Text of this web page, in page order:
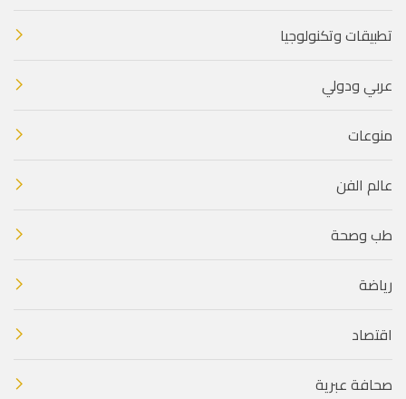
تطبيقات وتكنولوجيا
عربي ودولي
منوعات
عالم الفن
طب وصحة
رياضة
اقتصاد
صحافة عبرية